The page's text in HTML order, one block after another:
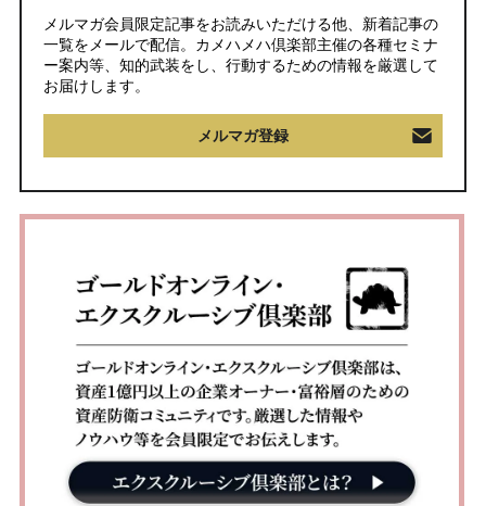
メルマガ会員限定記事をお読みいただける他、新着記事の
一覧をメールで配信。カメハメハ倶楽部主催の各種セミナ
ー案内等、知的武装をし、行動するための情報を厳選して
お届けします。
メルマガ登録